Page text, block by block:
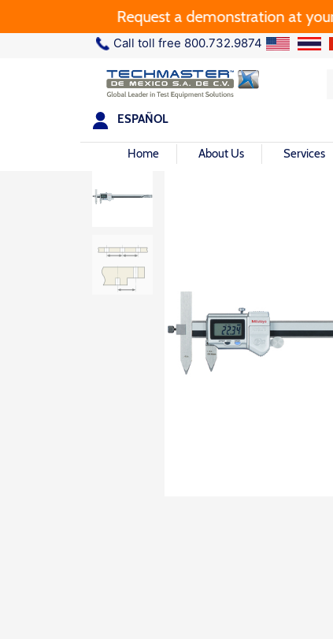
Request a demonstration at your plant.
Call toll free 800.732.9874
ESPAÑOL
Home About Us Services